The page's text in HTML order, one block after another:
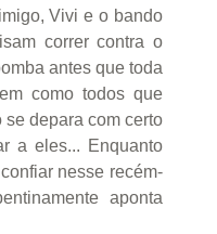
Vivi e o bando
correr contra o
antes que toda
como todos que
se depara com certo
a eles... Enquanto
nesse recém-
aponta